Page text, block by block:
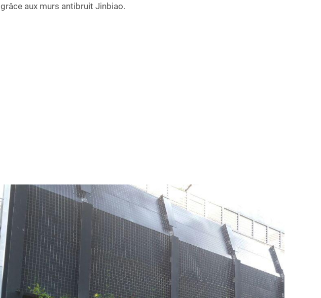
grâce aux murs antibruit Jinbiao.